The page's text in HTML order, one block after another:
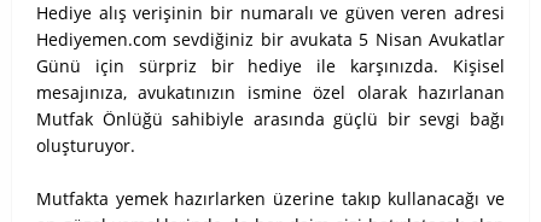
Hediye alış verişinin bir numaralı ve güven veren adresi
Hediyemen.com sevdiğiniz bir avukata 5 Nisan Avukatlar
Günü için sürpriz bir hediye ile karşınızda. Kişisel
mesajınıza, avukatınızın ismine özel olarak hazırlanan
Mutfak Önlüğü sahibiyle arasında güçlü bir sevgi bağı
oluşturuyor.
Mutfakta yemek hazırlarken üzerine takıp kullanacağı ve